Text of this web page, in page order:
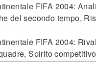
FIFA 2004:
del secondo tempo,
FIFA 2004:
Spirito competitivo